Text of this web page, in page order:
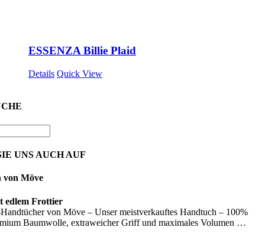
ESSENZA Billie Plaid
Details Quick View
UNS AUCH AUF
von Möve
edlem Frottier
von Möve – Unser meistverkauftes Handtuch – 100%
Baumwolle, extraweicher Griff und maximales Volumen …